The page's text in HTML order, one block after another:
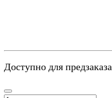
Доступно для предзаказа